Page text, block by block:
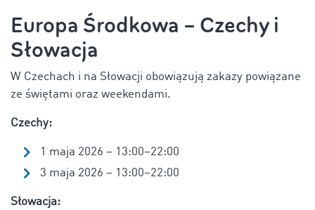
Europa Środkowa – Czechy i
Słowacja
W Czechach i na Słowacji obowiązują zakazy powiązane
ze świętami oraz weekendami.
Czechy:
1 maja 2026 – 13:00–22:00
3 maja 2026 – 13:00–22:00
Słowacja: